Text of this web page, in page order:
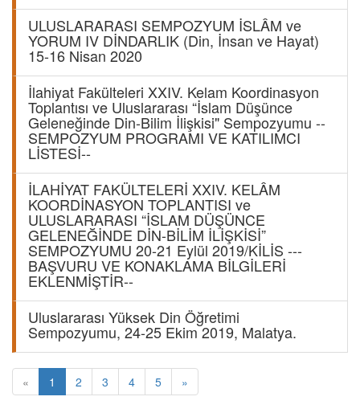
ULUSLARARASI SEMPOZYUM İSLÂM ve
YORUM IV DİNDARLIK (Din, İnsan ve Hayat)
15-16 Nisan 2020
İlahiyat Fakülteleri XXIV. Kelam Koordinasyon
Toplantısı ve Uluslararası “İslam Düşünce
Geleneğinde Din-Bilim İlişkisi" Sempozyumu --
SEMPOZYUM PROGRAMI VE KATILIMCI
LİSTESİ--
İLAHİYAT FAKÜLTELERİ XXIV. KELÂM
KOORDİNASYON TOPLANTISI ve
ULUSLARARASI “İSLAM DÜŞÜNCE
GELENEĞİNDE DİN-BİLİM İLİŞKİSİ”
SEMPOZYUMU 20-21 Eylül 2019/KİLİS ---
BAŞVURU VE KONAKLAMA BİLGİLERİ
EKLENMİŞTİR--
Uluslararası Yüksek Din Öğretimi
Sempozyumu, 24-25 Ekim 2019, Malatya.
« 1 2 3 4 5 »